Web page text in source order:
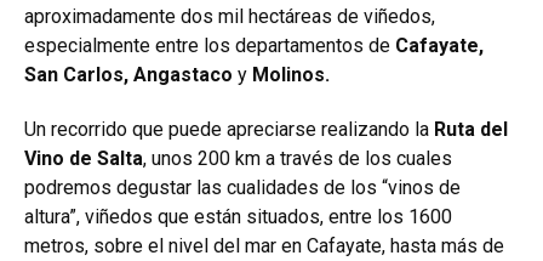
aproximadamente dos mil hectáreas de viñedos,
especialmente entre los departamentos de Cafayate,
San Carlos, Angastaco y Molinos.
Un recorrido que puede apreciarse realizando la Ruta del
Vino de Salta, unos 200 km a través de los cuales
podremos degustar las cualidades de los “vinos de
altura”, viñedos que están situados, entre los 1600
metros, sobre el nivel del mar en Cafayate, hasta más de